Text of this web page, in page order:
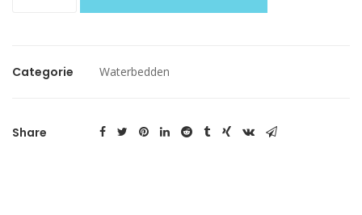
Categorie Waterbedden
Share